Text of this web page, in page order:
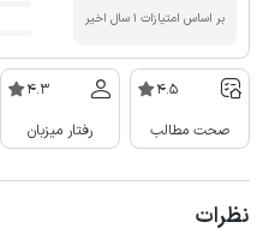
بر اساس امتیازات ۱ سال اخیر
4.5
صحت مطالب
4.3
رفتار میزبان
نظرات